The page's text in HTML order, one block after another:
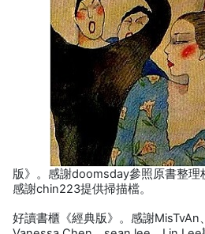
版》。感謝doomsday參照原書整理
感謝chin223提供掃描檔。
好讀書櫃《經典版》。感謝MisTvAn